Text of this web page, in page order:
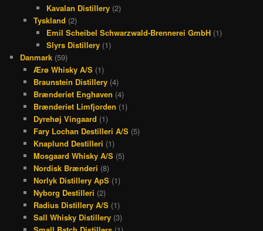
Kavalan Distillery (2)
Tyskland (2)
Emil Scheibel Schwarzwald-Brennerei GmbH (1)
Slyrs Distillery (1)
Danmark (59)
Ærø Whisky A/S(1)
Braunstein Distillery(4)
Brænderiet Enghaven (4)
Brænderiet Limfjorden (1)
Dyrehøj Vingaard (1)
Fary Lochan Destilleri A/S(5)
Knaplund Destilleri (1)
Mosgaard Whisky A/S(5)
Nordisk Brænderi (8)
Norlyk Distillery ApS(1)
Nyborg Destilleri (2)
Radius Distillery A/S(1)
Sall Whisky Distillery(3)